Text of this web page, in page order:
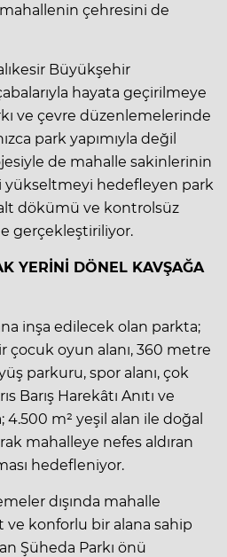
çehresini de
Büyükşehir
hayata geçirilmeye
ve çevre düzenlemelerinde
park yapımıyla değil
de mahalle sakinlerinin
yükseltmeyi hedefleyen park
dökümü ve kontrolsüz
gerçekleştiriliyor.
YERİNİ DÖNEL KAVŞAĞA
inşa edilecek olan parkta;
çocuk oyun alanı, 360 metre
parkuru, spor alanı, çok
Barış Harekâtı Anıtı ve
4.500 m² yeşil alan ile doğal
mahalleye nefes aldıran
hedefleniyor.
dışında mahalle
ve konforlu bir alana sahip
Şüheda Parkı önü